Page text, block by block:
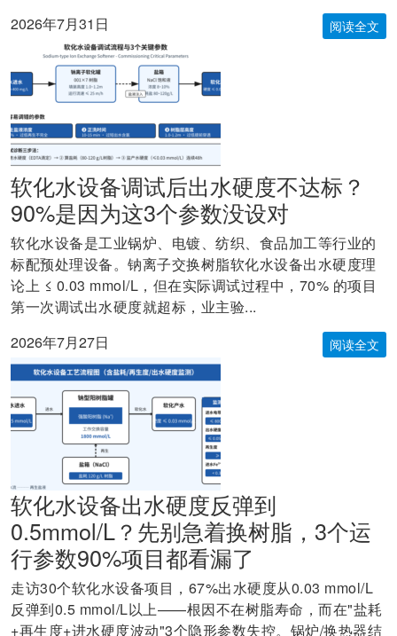
2026年7月31日
阅读全文
软化水设备调试后出水硬度不达标？
90%是因为这3个参数没设对
软化水设备是工业锅炉、电镀、纺织、食品加工等行业的
标配预处理设备。钠离子交换树脂软化水设备出水硬度理
论上 ≤ 0.03 mmol/L，但在实际调试过程中，70% 的项目
第一次调试出水硬度就超标，业主验...
2026年7月27日
阅读全文
软化水设备出水硬度反弹到
0.5mmol/L？先别急着换树脂，3个运
行参数90%项目都看漏了
走访30个软化水设备项目，67%出水硬度从0.03 mmol/L
反弹到0.5 mmol/L以上——根因不在树脂寿命，而在"盐耗
+再生度+进水硬度波动"3个隐形参数失控。锅炉/换热器结